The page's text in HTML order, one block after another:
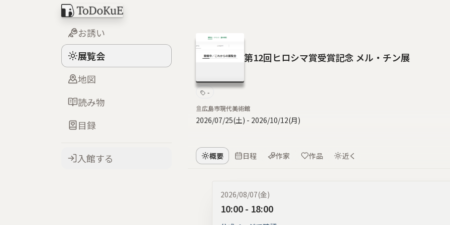
お誘い
展覧会
地図
読み物
目録
入館する
第12回ヒロシマ賞受賞記念 メル・チン展
-
広島市現代美術館
2026/07/25(土) - 2026/10/12(月)
概要 日程 作家 作品 近く
2026/08/07(金)
10:00- 18:00